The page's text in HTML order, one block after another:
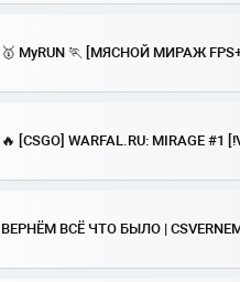
🥇 MyRUN 🏃 [МЯСНОЙ МИРАЖ FPS+]
🔥 [CSGO] WARFAL.RU: MIRAGE #1
BEPHЁM BCЁ ЧTO БЫЛO |